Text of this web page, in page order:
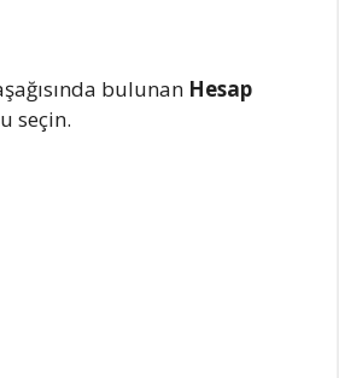
bulunan Hesap
seçin.